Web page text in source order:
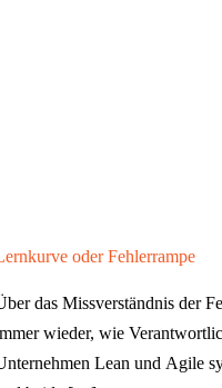
oder Fehlerrampe
das Missverständnis der
wieder, wie
Lean und Agile